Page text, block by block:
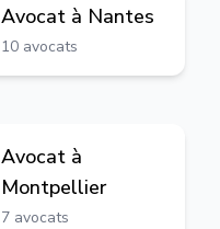
Avocat à Nantes
10 avocats
Avocat à
Montpellier
7 avocats